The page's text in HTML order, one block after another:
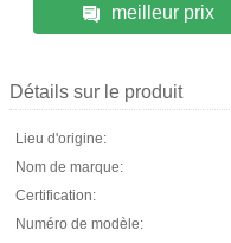
meilleur prix
Détails sur le produit
Lieu d'origine:
Nom de marque:
Certification:
Numéro de modèle: